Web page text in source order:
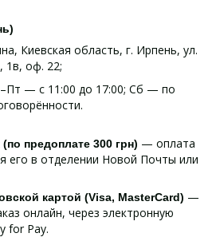
Киевская область, г. Ирпень, ул.
1в, оф. 22;
— с 11:00 до 17:00; Сб — по
предоплате 300 грн) — оплата
его в отделении Новой Почты или
картой (Visa, MasterCard) —
онлайн, через электронную
for Pay.